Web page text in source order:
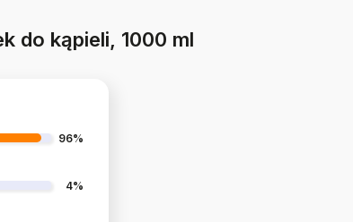
do kąpieli, 1000 ml
96%
4%